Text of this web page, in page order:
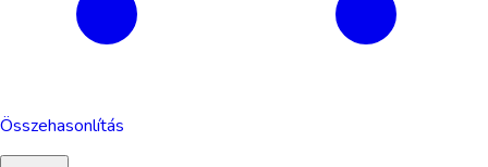
Összehasonlítás